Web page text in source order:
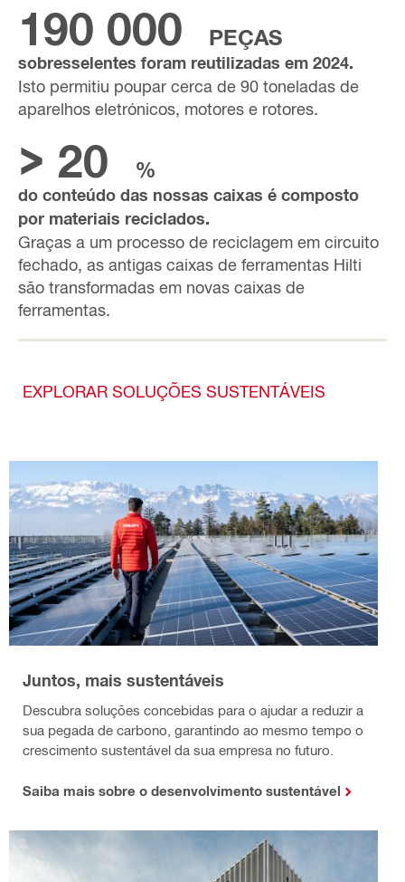
190 000 PEÇAS
sobresselentes foram reutilizadas em 2024.
Isto permitiu poupar cerca de 90 toneladas de
aparelhos eletrónicos, motores e rotores.
> 20 %
do conteúdo das nossas caixas é composto
por materiais reciclados.
Graças a um processo de reciclagem em circuito
fechado, as antigas caixas de ferramentas Hilti
são transformadas em novas caixas de
ferramentas.
EXPLORAR SOLUÇÕES SUSTENTÁVEIS
Juntos, mais sustentáveis
Descubra soluções concebidas para o ajudar a reduzir a
sua pegada de carbono, garantindo ao mesmo tempo o
crescimento sustentável da sua empresa no futuro.
Saiba mais sobre o desenvolvimento sustentável